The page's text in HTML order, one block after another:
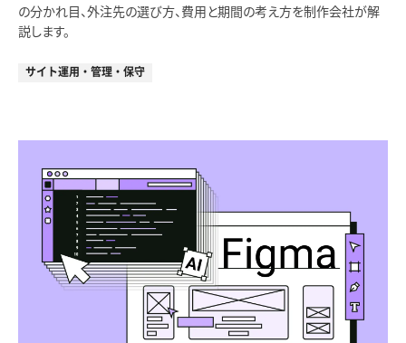
の分かれ目、外注先の選び方、費用と期間の考え方を制作会社が解
説します。
サイト運用・管理・保守